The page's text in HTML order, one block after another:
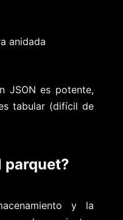
anidada
JSON es potente,
tabular (difícil de
parquet?
y la